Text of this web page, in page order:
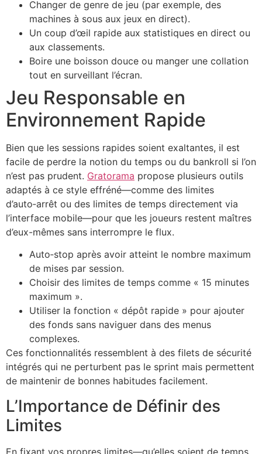
Changer de genre de jeu (par exemple, des
machines à sous aux jeux en direct).
Un coup d’œil rapide aux statistiques en direct ou
aux classements.
Boire une boisson douce ou manger une collation
tout en surveillant l’écran.
Jeu Responsable en
Environnement Rapide
Bien que les sessions rapides soient exaltantes, il est
facile de perdre la notion du temps ou du bankroll si l’on
n’est pas prudent. Gratorama propose plusieurs outils
adaptés à ce style effréné—comme des limites
d’auto‑arrêt ou des limites de temps directement via
l’interface mobile—pour que les joueurs restent maîtres
d’eux-mêmes sans interrompre le flux.
Auto‑stop après avoir atteint le nombre maximum
de mises par session.
Choisir des limites de temps comme « 15 minutes
maximum ».
Utiliser la fonction « dépôt rapide » pour ajouter
des fonds sans naviguer dans des menus
complexes.
Ces fonctionnalités ressemblent à des filets de sécurité
intégrés qui ne perturbent pas le sprint mais permettent
de maintenir de bonnes habitudes facilement.
L’Importance de Définir des
Limites
En fixant vos propres limites—qu’elles soient de temps